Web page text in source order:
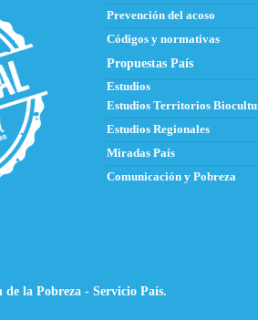
Prevención del acoso
Códigos y normativas
Propuestas País
Estudios
Estudios Territorios
Estudios Regionales
Miradas País
Comunicación y Pobreza
la Pobreza - Servicio País.